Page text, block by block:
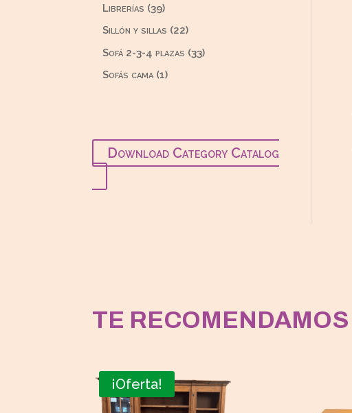
productos
Librerías 3939
productos
Sillón y sillas 2222
productos
Sofá 2-3-4 plazas 3333
Sofás cama 11
Download Category Catalog
TE RECOMENDAMOS
¡Oferta!